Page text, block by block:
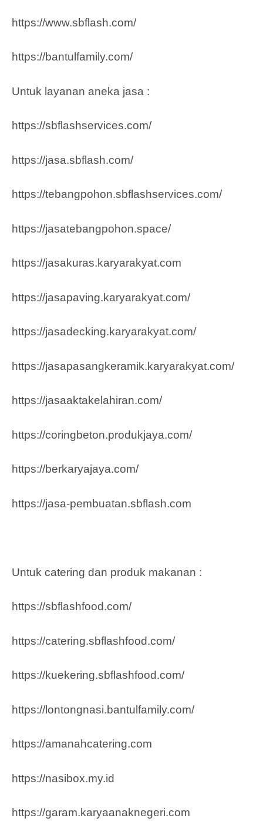
https://www.sbflash.com/
https://bantulfamily.com/
Untuk layanan aneka jasa :
https://sbflashservices.com/
https://jasa.sbflash.com/
https://tebangpohon.sbflashservices.com/
https://jasatebangpohon.space/
https://jasakuras.karyarakyat.com
https://jasapaving.karyarakyat.com/
https://jasadecking.karyarakyat.com/
https://jasapasangkeramik.karyarakyat.com/
https://jasaaktakelahiran.com/
https://coringbeton.produkjaya.com/
https://berkaryajaya.com/
https://jasa-pembuatan.sbflash.com
Untuk catering dan produk makanan :
https://sbflashfood.com/
https://catering.sbflashfood.com/
https://kuekering.sbflashfood.com/
https://lontongnasi.bantulfamily.com/
https://amanahcatering.com
https://nasibox.my.id
https://garam.karyaanaknegeri.com